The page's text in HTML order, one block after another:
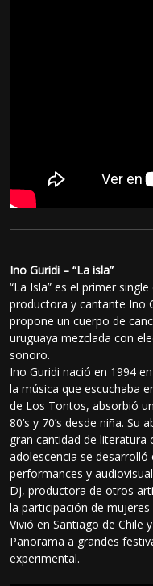
Ino Guridi – “La isla”
“La Isla” es el primer
productora y cantante Ino
propone un cuerpo de
uruguaya mezclada con
sonoro.
Ino Guridi nació en 1994
la música que escuchaba
de Los Tontos, absorbió
80’s y 70’s desde niña.
gran cantidad de literatura
adolescencia se
performances y
Dj, productora de otros
la participación de
Vivió en Santiago de Chile
Panorama a grandes
experimental.